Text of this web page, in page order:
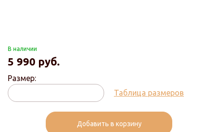
В наличии
5 990 руб.
Размер:
Таблица размеров
Добавить в корзину